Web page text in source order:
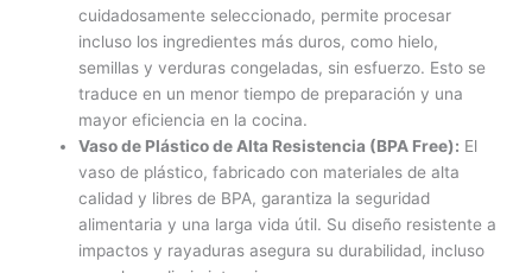
cuidadosamente seleccionado, permite procesar
incluso los ingredientes más duros, como hielo,
semillas y verduras congeladas, sin esfuerzo. Esto se
traduce en un menor tiempo de preparación y una
mayor eficiencia en la cocina.
Vaso de Plástico de Alta Resistencia (BPA Free): El
vaso de plástico, fabricado con materiales de alta
calidad y libres de BPA, garantiza la seguridad
alimentaria y una larga vida útil. Su diseño resistente a
impactos y rayaduras asegura su durabilidad, incluso